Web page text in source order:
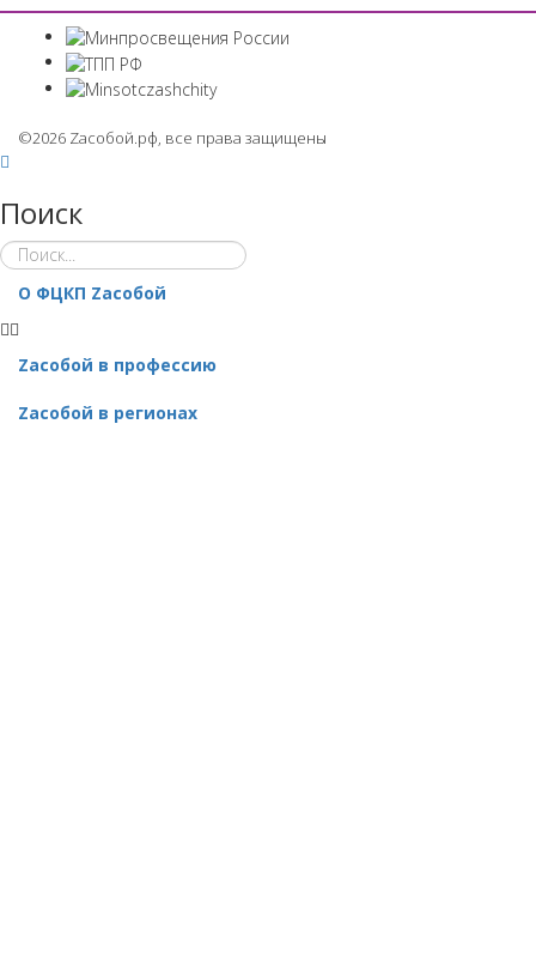
©2026 Zaсобой.рф, все права защищены
Поиск
О ФЦКП Zасобой
Zacобой в профессию
Zaсобой в регионах